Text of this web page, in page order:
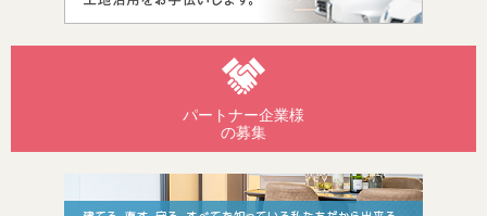
パートナー企業様
の募集